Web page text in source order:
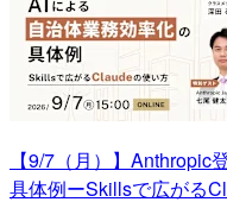
【9/7（月）】
具体例ーSkillsで広がる